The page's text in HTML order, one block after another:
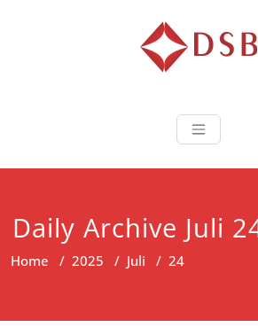
Daily Archive Juli
Home / 2025 / Juli / 24